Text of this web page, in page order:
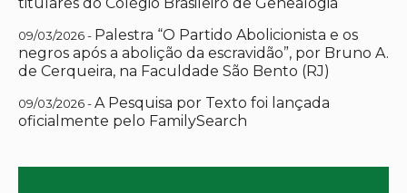
titulares do Colégio Brasileiro de Genealogia
09/03/2026 - Palestra “O Partido Abolicionista e os
negros após a abolição da escravidão”, por Bruno A.
de Cerqueira, na Faculdade São Bento (RJ)
09/03/2026 -A Pesquisa por Texto foi lançada
oficialmente pelo FamilySearch